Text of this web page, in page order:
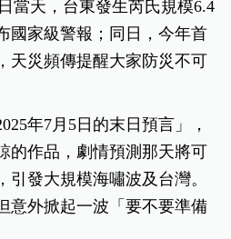
當天，台東發生芮氏規模6.4
國家級警報；同日，今年首
天災頻傳提醒大家防災不可
年7月5日的末日預言」，
的作品，劇情預測那天將可
引發大規模海嘯波及台灣。
意外掀起一波「要不要準備